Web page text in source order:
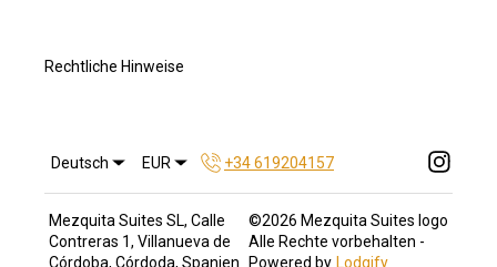
Rechtliche Hinweise
Deutsch EUR +34 619204157
Mezquita Suites SL, Calle
Contreras 1, Villanueva de
Córdoba, Córdoda, Spanien
©2026 Mezquita Suites logo
Alle Rechte vorbehalten -
Powered by Lodgify